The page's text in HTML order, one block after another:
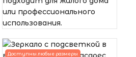
или профессионального
использования.
Доступны любые размеры